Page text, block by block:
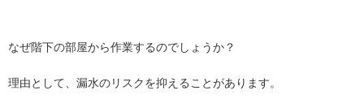
なぜ階下の部屋から作業するのでしょうか？
理由として、漏水のリスクを抑えることがあります。